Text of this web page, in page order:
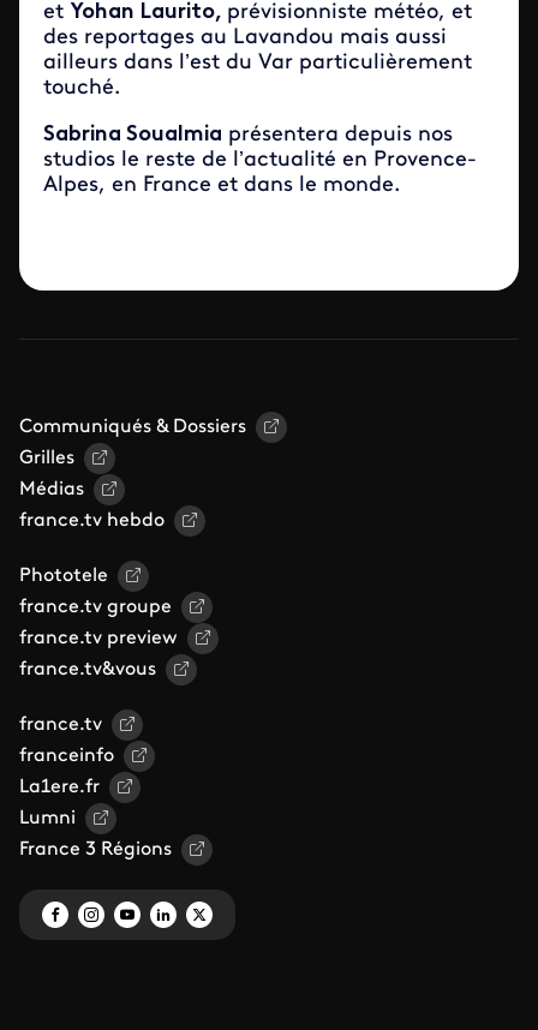
et Yohan Laurito, prévisionniste météo, et
des reportages au Lavandou mais aussi
ailleurs dans l’est du Var particulièrement
touché.
Sabrina Soualmia présentera depuis nos
studios le reste de l’actualité en Provence-
Alpes, en France et dans le monde.
Communiqués & Dossiers
Grilles
Médias
france.tv hebdo
Phototele
france.tv groupe
france.tv preview
france.tv&vous
france.tv
franceinfo
La1ere.fr
Lumni
France 3 Régions